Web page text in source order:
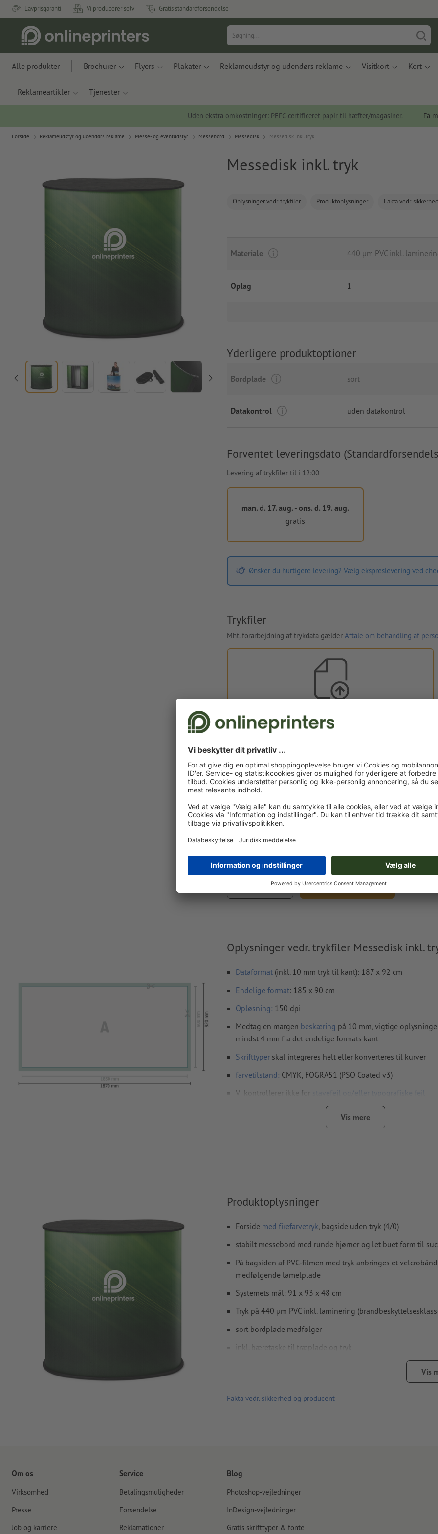
Lavprisgaranti Vi producerer selv Gratis standardforsendelse
Alle produkter Brochurer Flyers Plakater Reklameudstyr og udendørs reklame Visitkort Kort
Reklameartikler Tjenester
Uden ekstra omkostninger: PEFC-certificeret papir til hæfter/magasiner. Få
Forside Reklameudstyr og udendørs reklame Messe- og eventudstyr Messebord Messedisk Messedisk inkl. tryk
Messedisk inkl. tryk
Oplysninger vedr. trykfiler Produktoplysninger Fakta vedr.
Materiale 440 µm PVC inkl.
Oplag 1
Yderligere produktoptioner
Bordplade sort
Datakontrol uden datakontrol
Forventet leveringsdato
Levering af trykfiler til i 12:00
man. d. 17. aug. - ons. d. 19. aug.
gratis
Ønsker du hurtigere levering? Vælg ekspreslevering ved
Trykfiler
Mht. forarbejdning af trykdata gælder Aftale om behandling af
Egne trykfiler
Du kan uploade dine trykfiler før eller efter du afslutter
Upload nu
Opret tilbud Tilføj til indkøbskurv
Leveres ca.:
man. d. 17. aug. - ons. d. 19. aug.
Vægt: ca.12 kg
Oplysninger vedr. trykfiler Messedisk inkl.
Dataformat (inkl. 10 mm tryk til kant): 187 x 92 cm
Endelige format: 185 x 90 cm
Opløsning: 150 dpi
Medtag en margen beskæring på 10 mm, vigtige
mindst 4 mm fra det endelige formats kant
Skrifttyper skal integreres helt eller konverteres til kurver
farvetilstand: CMYK, FOGRA51 (PSO Coated v3)
Vi kontrollerer ikke for stavefejl og/eller typografiske fejl
overtrykningsindstillingerne
slettes og trykkes ikke
Vis mere
Produktoplysninger
Forside med firefarvetryk, bagside uden tryk (4/0)
stabilt messebord med runde hjørner og let buet form til
På bagsiden af PVC-filmen med tryk anbringes et
medfølgende lamelplade
Systemets mål: 91 x 93 x 48 cm
Tryk på 440 µm PVC inkl. laminering
sort bordplade medfølger
inkl. bæretaske til træplade og tryk
Der kan kun uploades et motiv for hver ordre på tryksager.
Vis
Fakta vedr. sikkerhed og producent
Om os
Virksomhed
Presse
Job og karriere
Service
Betalingsmuligheder
Forsendelse
Reklamationer
Blog
Photoshop-vejledninger
InDesign-vejledninger
Gratis skrifttyper & fonte